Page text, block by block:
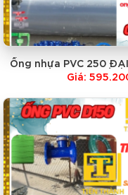
Ống nhựa PVC 250 ĐẠI
NHẤT
Giá: